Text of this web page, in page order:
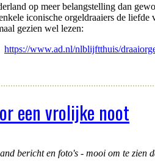
op meer belangstelling dan
iconische orgeldraaiers de
gezien wel lezen:
https://www.ad.nl/nlblijftthuis/
een vrolijke noot
bericht en foto's - mooi om te zien